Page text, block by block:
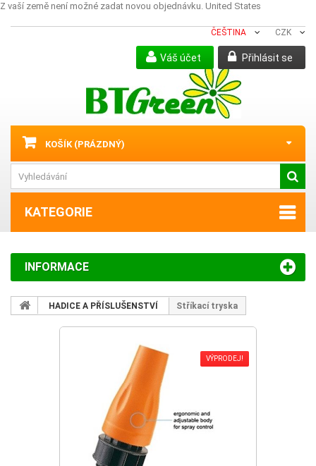
Z vaší země není možné zadat novou objednávku. United States
Váš účet Přihlásit se
CZK
ČEŠTINA
KOŠÍK (PRÁZDNÝ)
KATEGORIE
INFORMACE
HADICE A PŘÍSLUŠENSTVÍ Stříkací tryska
VÝPRODEJ!